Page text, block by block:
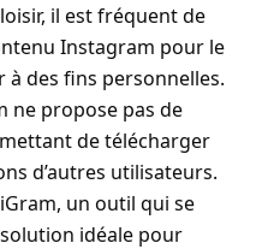
il est fréquent de
Instagram pour le
à des fins personnelles.
ne propose pas de
de télécharger
d’autres utilisateurs.
iGram, un outil qui se
idéale pour